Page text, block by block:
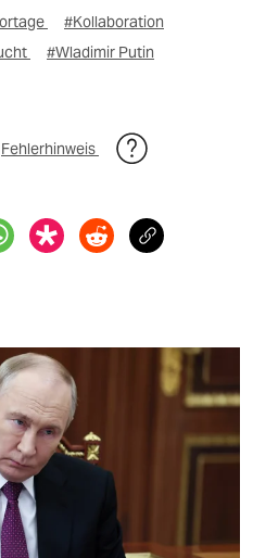
#Kollaboration
#Wladimir Putin
Fehlerhinweis